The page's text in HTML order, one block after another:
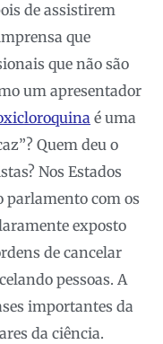
de assistirem
que
que não são
um apresentador
é uma
Quem deu o
Nos Estados
parlamento com os
exposto
de cancelar
pessoas. A
importantes da
da ciência.